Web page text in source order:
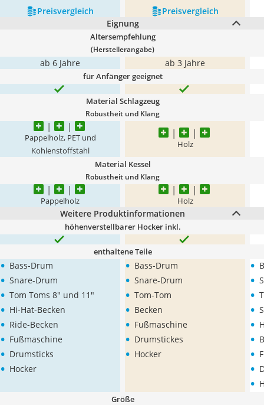
Preis­vergleich
Preis­vergleich
Eignung
Altersempfehlung
(Herstellerangabe)
ab 6 Jahre ab 3 Jahre
für Anfänger geeignet
Material Schlagzeug
Robustheit und Klang
Pappelholz, PET und
Kohlenstoffstahl
Holz
Material Kessel
Robustheit und Klang
Pappelholz Holz
Weitere Produktinformationen
höhenverstellbarer Hocker inkl.
enthaltene Teile
• Bass-Drum
• Snare-Drum
• Tom Toms 8" und 11"
• Hi-Hat-Becken
• Ride-Becken
• Fußmaschine
• Drumsticks
• Hocker
• Bass-Drum
• Snare-Drum
• Tom-Tom
• Becken
• Fußmaschine
• Drumstickes
• Hocker
•
•
•
•
•
•
•
•
•
Größe